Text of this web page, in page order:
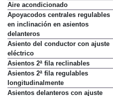
Aire acondicionado
Apoyacodos centrales regulables
en inclinación en asientos
delanteros
Asiento del conductor con ajuste
eléctrico
Asientos 2ª fila reclinables
Asientos 2ª fila regulables
longitudinalmente
Asientos delanteros con ajuste